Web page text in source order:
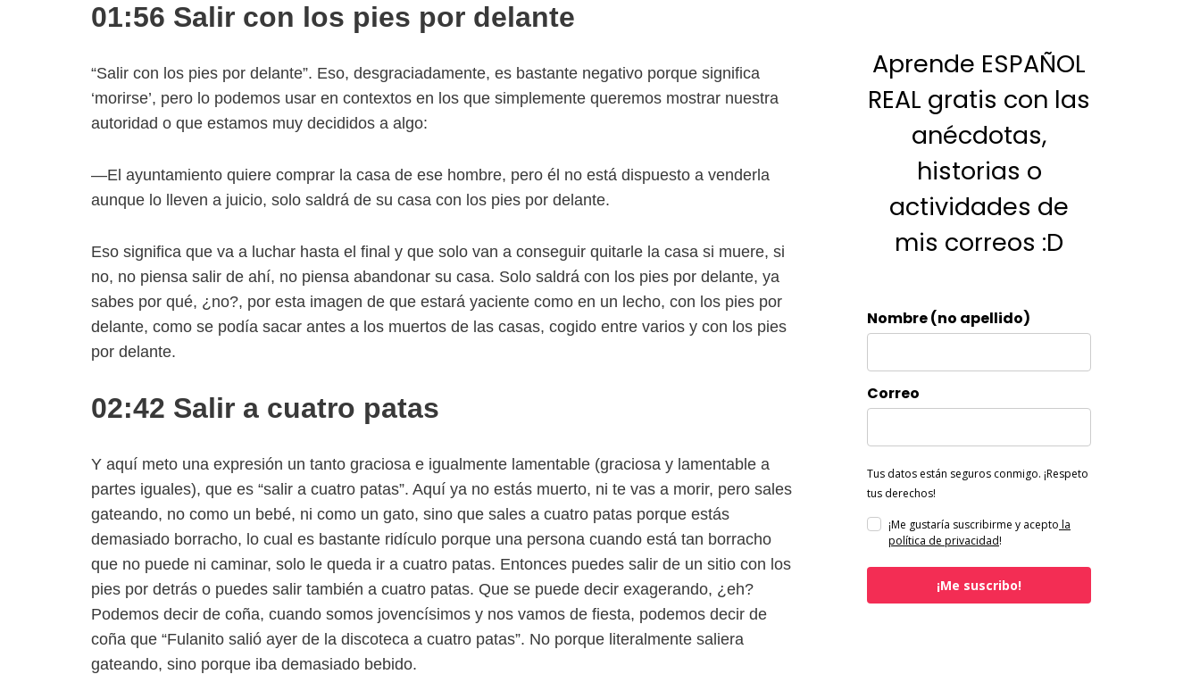
01:56 Salir con los pies por delante
“Salir con los pies por delante”. Eso, desgraciadamente, es bastante negativo porque significa
‘morirse’, pero lo podemos usar en contextos en los que simplemente queremos mostrar nuestra
autoridad o que estamos muy decididos a algo:
—El ayuntamiento quiere comprar la casa de ese hombre, pero él no está dispuesto a venderla
aunque lo lleven a juicio, solo saldrá de su casa con los pies por delante.
Eso significa que va a luchar hasta el final y que solo van a conseguir quitarle la casa si muere, si
no, no piensa salir de ahí, no piensa abandonar su casa. Solo saldrá con los pies por delante, ya
sabes por qué, ¿no?, por esta imagen de que estará yaciente como en un lecho, con los pies por
delante, como se podía sacar antes a los muertos de las casas, cogido entre varios y con los pies
por delante.
02:42 Salir a cuatro patas
Y aquí meto una expresión un tanto graciosa e igualmente lamentable (graciosa y lamentable a
partes iguales), que es “salir a cuatro patas”. Aquí ya no estás muerto, ni te vas a morir, pero sales
gateando, no como un bebé, ni como un gato, sino que sales a cuatro patas porque estás
demasiado borracho, lo cual es bastante ridículo porque una persona cuando está tan borracho
que no puede ni caminar, solo le queda ir a cuatro patas. Entonces puedes salir de un sitio con los
pies por detrás o puedes salir también a cuatro patas. Que se puede decir exagerando, ¿eh?
Podemos decir de coña, cuando somos jovencísimos y nos vamos de fiesta, podemos decir de
coña que “Fulanito salió ayer de la discoteca a cuatro patas”. No porque literalmente saliera
gateando, sino porque iba demasiado bebido.
Aprende ESPAÑOL
REAL gratis con las
anécdotas,
historias o
actividades de
mis correos :D
Nombre (no apellido)
Correo
Tus datos están seguros conmigo. ¡Respeto
tus derechos!
¡Me gustaría suscribirme y acepto la
política de privacidad!
¡Me suscribo!